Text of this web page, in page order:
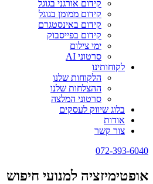
קידום אורגני בגוגל
קידום ממומן בגוגל
קידום באינסטגרם
קידום בפייסבוק
ימי צילום
סרטוני AI
לקוחותינו
הלקוחות שלנו
ההצלחות שלנו
סרטוני המלצה
בלוג שיווק לעסקים
אודות
צור קשר
072-393-6040
אופטימיזציה למנועי חיפוש